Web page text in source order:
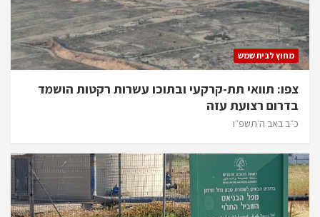
מחוץ לבית שמש
צפו: תוואי תת-קרקעי ובתוכו עשרות רקטות הושמד
בדרום רצועת עזה
כ״ב באב ה׳תשפ״ו